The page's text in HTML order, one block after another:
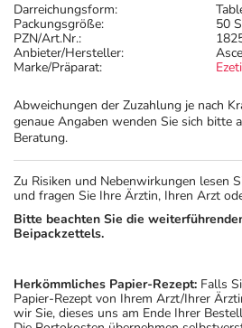
Darreichungsform:
Packungsgröße:
50
PZN/Art.Nr.:
Anbieter/Hersteller:
Marke/Präparat:
Abweichungen der Zuzahlung je nach
genaue Angaben wenden Sie sich bitte
Beratung.
Zu Risiken und Nebenwirkungen lesen
und fragen Sie Ihre Ärztin, Ihren Arzt
Bitte beachten Sie die
Beipackzettels.
Herkömmliches Papier-Rezept: Falls
Papier-Rezept von Ihrem Arzt/Ihrer
wir Sie, dieses uns am Ende Ihrer